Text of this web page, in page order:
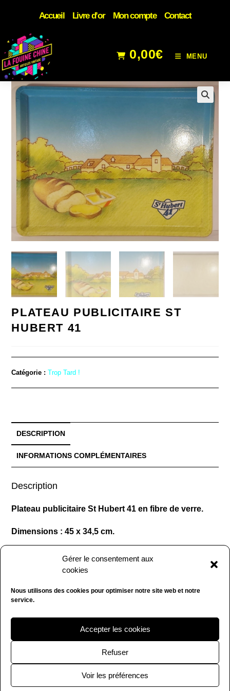
Gérer le consentement aux
cookies
Nous utilisons des cookies pour optimiser notre site web et notre
service.
Accepter les cookies
Refuser
Voir les préférences
Accueil Livre d’or Mon compte Contact
0,00€ MENU
PLATEAU PUBLICITAIRE ST
HUBERT 41
Catégorie :Trop Tard !
DESCRIPTION
INFORMATIONS COMPLÉMENTAIRES
Description
Plateau publicitaire St Hubert 41 en fibre de verre.
Dimensions : 45 x 34,5 cm.
Plateau en bel état. (1745-SDB).
Copyright La Fouine CHINE 2020